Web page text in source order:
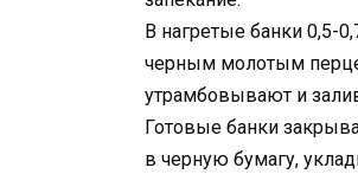
В нагретые банки 0,5-
черным молотым
утрамбовывают и
Готовые банки
в черную бумагу,